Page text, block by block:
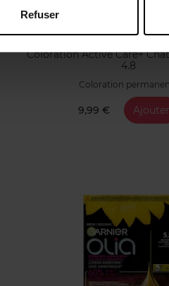
Refuser
Coloration Active Care+
4.8
Coloration
9,99 € Ajouter